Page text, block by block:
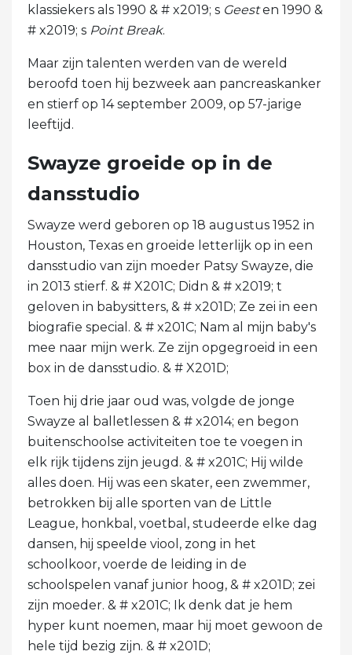
klassiekers als 1990 & # x2019; s Geesten 1990 &
# x2019; s Point Break.
Maar zijn talenten werden van de wereld
beroofd toen hij bezweek aan pancreaskanker
en stierf op 14 september 2009, op 57-jarige
leeftijd.
Swayze groeide op in de
dansstudio
Swayze werd geboren op 18 augustus 1952 in
Houston, Texas en groeide letterlijk op in een
dansstudio van zijn moeder Patsy Swayze, die
in 2013 stierf. & # X201C; Didn & # x2019; t
geloven in babysitters, & # x201D; Ze zei in een
biografie special. & # x201C; Nam al mijn baby's
mee naar mijn werk. Ze zijn opgegroeid in een
box in de dansstudio. & # X201D;
Toen hij drie jaar oud was, volgde de jonge
Swayze al balletlessen & # x2014; en begon
buitenschoolse activiteiten toe te voegen in
elk rijk tijdens zijn jeugd. & # x201C; Hij wilde
alles doen. Hij was een skater, een zwemmer,
betrokken bij alle sporten van de Little
League, honkbal, voetbal, studeerde elke dag
dansen, hij speelde viool, zong in het
schoolkoor, voerde de leiding in de
schoolspelen vanaf junior hoog, & # x201D; zei
zijn moeder. & # x201C; Ik denk dat je hem
hyper kunt noemen, maar hij moet gewoon de
hele tijd bezig zijn. & # x201D;